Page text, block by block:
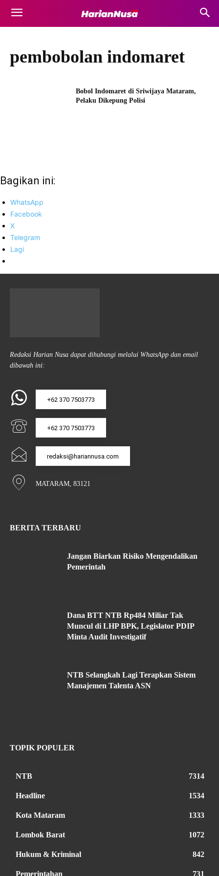
pembobolan indomaret
Bobol Indomaret di Sriwijaya Mataram,
Pelaku Dikepung Polisi
Bagikan ini:
WhatsApp
Facebook
X
Telegram
Lagi
Redaksi Harian Nusa dapat dihubungi melalui WhatsApp dan email
dibawah ini:
+62 370 7503773
+62 370 7503773
redaksi@hariannusa.com
MATARAM, 83121
BERITA TERBARU
Jangan Biarkan Risiko Mengendalikan
Pemerintah
Dana BTT NTB Rp484 Miliar Tak
Muncul di LHP BPK, Legislator PDIP
Minta Audit Investigatif
NTB Selangkah Lagi Terapkan Sistem
Manajemen Talenta ASN
TOPIK POPULER
NTB 7314
Headline 1534
Kota Mataram 1333
Lombok Barat 1072
Hukum & Kriminal 842
Pemerintahan 731